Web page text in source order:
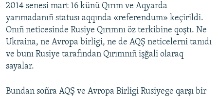
2014 senesi mart 16 künü Qırım ve Aqyarda
yarımadanıñ statusı aqqında «referendum» keçirildi.
Onıñ neticesinde Rusiye Qırımnı öz terkibine qoştı. Ne
Ukraina, ne Avropa birligi, ne de AQŞ neticelerni tanıdı
ve bunı Rusiye tarafından Qırımnıñ işğali olaraq
sayalar.
Bundan soñra AQŞ ve Avropa Birligi Rusiyege qarşı bir